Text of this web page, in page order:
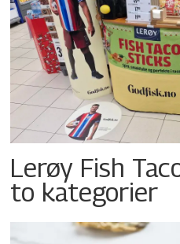
Lerøy Fish
to kategorier